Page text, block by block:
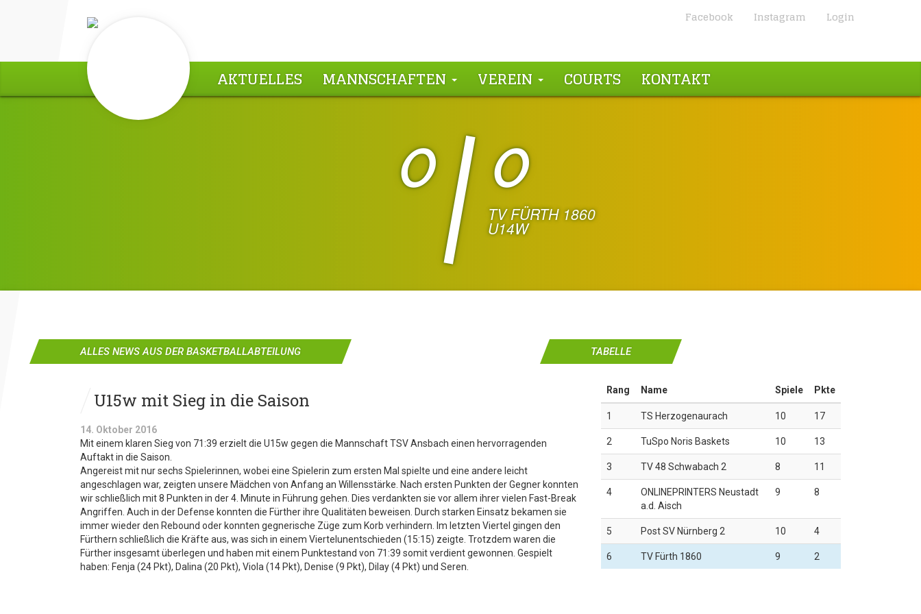
Facebook Instagram Login
AKTUELLES MANNSCHAFTEN VEREIN COURTS KONTAKT
0 0
TV FÜRTH 1860
U14W
ALLES NEWS AUS DER BASKETBALLABTEILUNG
U15w mit Sieg in die Saison
14. Oktober 2016
Mit einem klaren Sieg von 71:39 erzielt die U15w gegen die Mannschaft TSV Ansbach einen hervorragenden
Auftakt in die Saison.
Angereist mit nur sechs Spielerinnen, wobei eine Spielerin zum ersten Mal spielte und eine andere leicht
angeschlagen war, zeigten unsere Mädchen von Anfang an Willensstärke. Nach ersten Punkten der Gegner konnten
wir schließlich mit 8 Punkten in der 4. Minute in Führung gehen. Dies verdankten sie vor allem ihrer vielen Fast-Break
Angriffen. Auch in der Defense konnten die Fürther ihre Qualitäten beweisen. Durch starken Einsatz bekamen sie
immer wieder den Rebound oder konnten gegnerische Züge zum Korb verhindern. Im letzten Viertel gingen den
Fürthern schließlich die Kräfte aus, was sich in einem Viertelunentschieden (15:15) zeigte. Trotzdem waren die
Fürther insgesamt überlegen und haben mit einem Punktestand von 71:39 somit verdient gewonnen. Gespielt
haben: Fenja (24 Pkt), Dalina (20 Pkt), Viola (14 Pkt), Denise (9 Pkt), Dilay (4 Pkt) und Seren.
TABELLE
Rang Name Spiele Pkte
1 TS Herzogenaurach 10 17
2 TuSpo Noris Baskets 10 13
3 TV 48 Schwabach 2 8 11
4
ONLINEPRINTERS Neustadt
a.d. Aisch
9 8
5 Post SV Nürnberg 2 10 4
6 TV Fürth 1860 9 2